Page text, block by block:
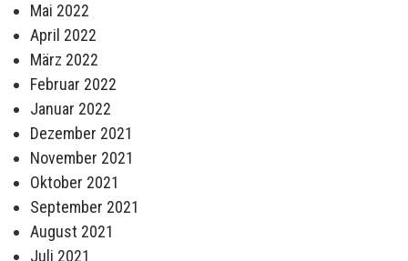
Mai 2022
April 2022
März 2022
Februar 2022
Januar 2022
Dezember 2021
November 2021
Oktober 2021
September 2021
August 2021
Juli 2021